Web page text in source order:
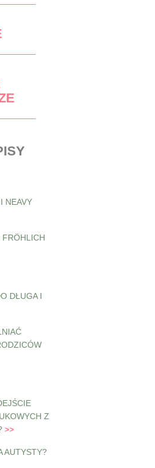
NEAVY
FRÖHLICH
DŁUGA I
Z
AUTYSTY?